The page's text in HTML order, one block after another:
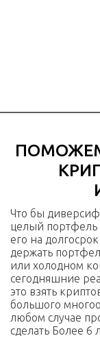
Что бы
целый портфель
его на
держать
или холодном
сегодняшние
это взять
большого
любом случае
сделать Более 6